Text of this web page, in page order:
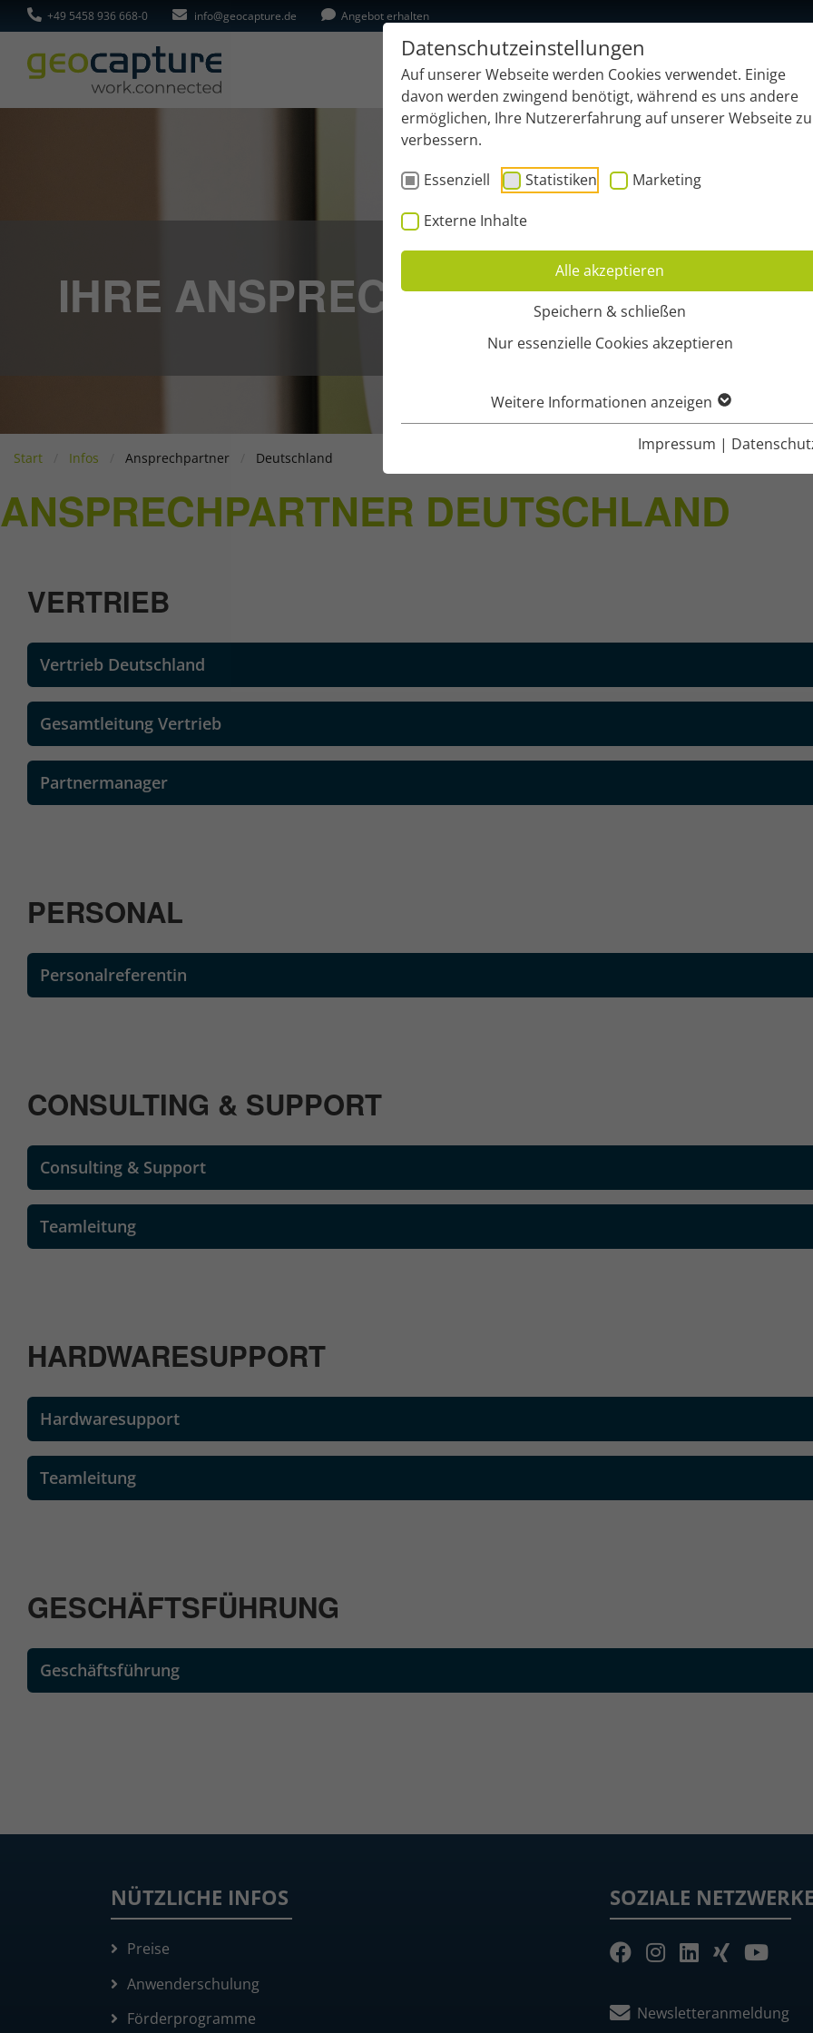
Datenschutzeinstellungen
Auf unserer Webseite werden Cookies verwendet. Einige
davon werden zwingend benötigt, während es uns andere
ermöglichen, Ihre Nutzererfahrung auf unserer Webseite zu
verbessern.
Essenziell
Statistiken Marketing
Externe Inhalte
Alle akzeptieren
Speichern & schließen
Nur essenzielle Cookies akzeptieren
Weitere Informationen anzeigen
Impressum |
+49 5458 936 668-0 info@geocapture.de Angebot erhalten
NEU: geonardo.ai Funktionen
IHRE ANSPRECHPARTNER
Start Infos Ansprechpartner Deutschland
ANSPRECHPARTNER DEUTSCHLAND
VERTRIEB
Vertrieb Deutschland
Gesamtleitung Vertrieb
Partnermanager
PERSONAL
Personalreferentin
CONSULTING & SUPPORT
Consulting & Support
Teamleitung
HARDWARESUPPORT
Hardwaresupport
Teamleitung
GESCHÄFTSFÜHRUNG
Geschäftsführung
NÜTZLICHE INFOS
Preise
Anwenderschulung
Förderprogramme
SOZIALE
Newsletteranmeldung